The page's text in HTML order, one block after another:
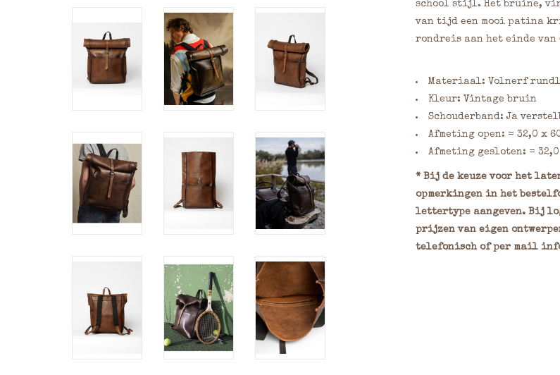
school stijl. Het bruine,
van tijd een mooi patina
rondreis aan het einde van
Materiaal: Volnerf
Kleur: Vintage bruin
Schouderband: Ja
Afmeting open: = 32,0 x
Afmeting gesloten: =
* Bij de keuze voor het
opmerkingen in het
lettertype aangeven. Bij
prijzen van eigen
telefonisch of per mail